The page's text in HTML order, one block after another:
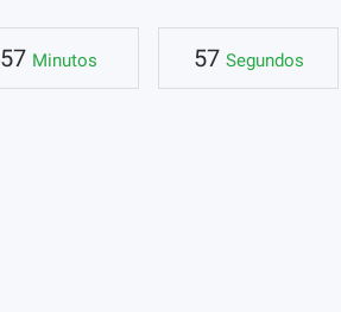
57 Minutos 57 Segundos